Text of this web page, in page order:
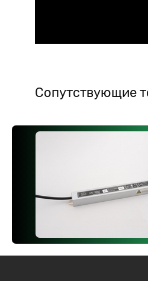
Сопутствующие